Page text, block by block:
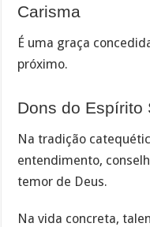
Carisma
É uma graça
próximo.
Dons do Espírito
Na tradição
entendimento,
temor de Deus.
Na vida concreta,